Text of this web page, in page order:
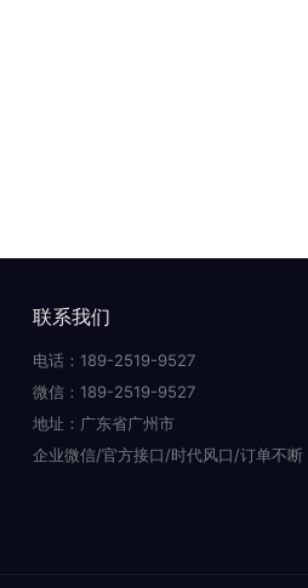
联系我们
电话：189-2519-9527
微信：189-2519-9527
地址：广东省广州市
企业微信/官方接口/时代风口/订单不断